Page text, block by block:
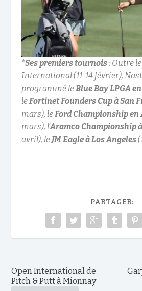
*Ses premiers tournois: Outre
International (11-14 février),
programmé leBlue Bay LPGA
leFortinet Founders Cup à San
mars), leFord Championship
mars), l’Aramco Championship
avril), leJM Eagle à Los Angeles
PARTAGER:
Open International de
Pitch & Putt à Mionnay